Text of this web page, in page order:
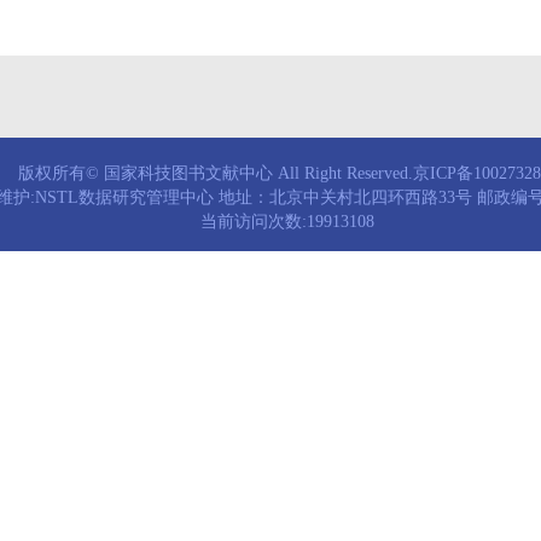
版权所有© 国家科技图书文献中心 All Right Reserved.京ICP备
护:NSTL数据研究管理中心 地址：北京中关村北四环西路33号 邮政编
当前访问次数:19913108